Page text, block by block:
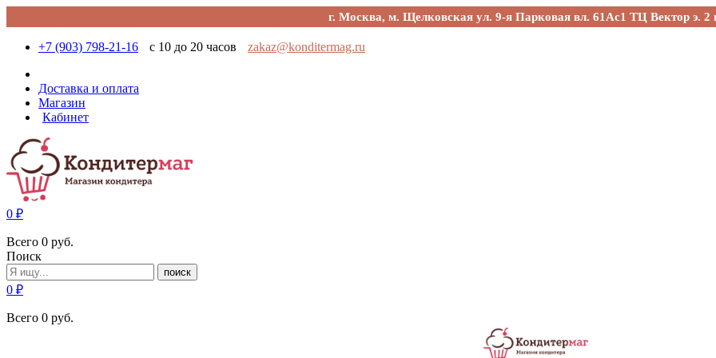
г. Москва, м. Щелковская ул. 9-я Парковая вл. 61Ас1 ТЦ Вектор э. 2
+7 (903) 798-21-16 с 10 до 20 часов zakaz@konditermag.ru
Доставка и оплата
Магазин
Кабинет
0 ₽
Всего 0 руб.
Поиск
поиск
0 ₽
Всего 0 руб.